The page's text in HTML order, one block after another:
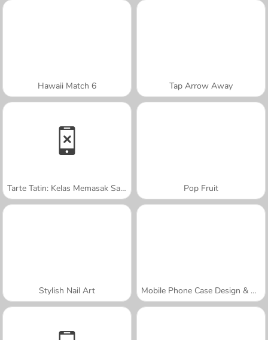
Hawaii Match 6 Tap Arrow Away
Tarte Tatin: Kelas Memasak Sara Pop Fruit
Stylish Nail Art Mobile Phone Case Design & DIY